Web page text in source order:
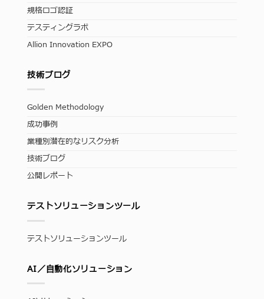
規格ロゴ認証
テスティングラボ
Allion Innovation EXPO
技術ブログ
Golden Methodology
成功事例
業種別潜在的なリスク分析
技術ブログ
公開レポート
テストソリューションツール
テストソリューションツール
AI／自動化ソリューション